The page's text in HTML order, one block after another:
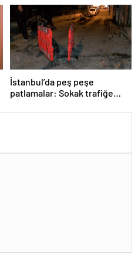
İstanbul’da peş peşe
patlamalar: Sokak trafiğe